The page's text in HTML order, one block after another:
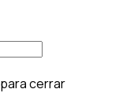
para cerrar